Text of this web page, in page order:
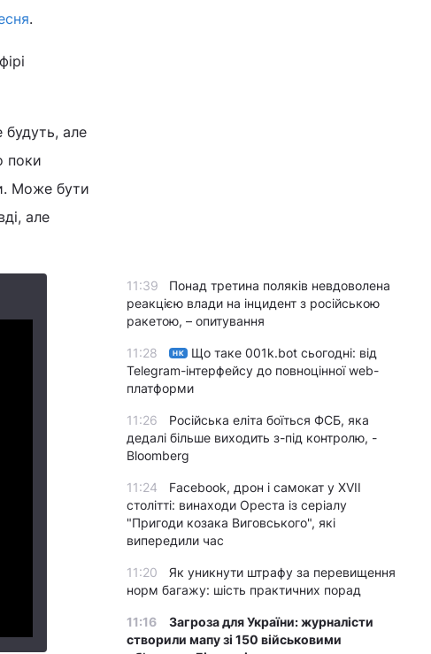
.
будуть, але
поки
Може бути
але
11:39
Понад третина поляків невдоволена
реакцією влади на інцидент з російською
ракетою, – опитування
11:28 НК
Що таке 001k.bot сьогодні: від
Telegram-інтерфейсу до повноцінної web-
платформи
11:26
Російська еліта боїться ФСБ, яка
дедалі більше виходить з-під контролю, -
Bloomberg
11:24
Facebook, дрон і самокат у XVII
столітті: винаходи Ореста із серіалу
"Пригоди козака Виговського", які
випередили час
11:20
Як уникнути штрафу за перевищення
норм багажу: шість практичних порад
11:16
Загроза для України: журналісти
створили мапу зі 150 військовими